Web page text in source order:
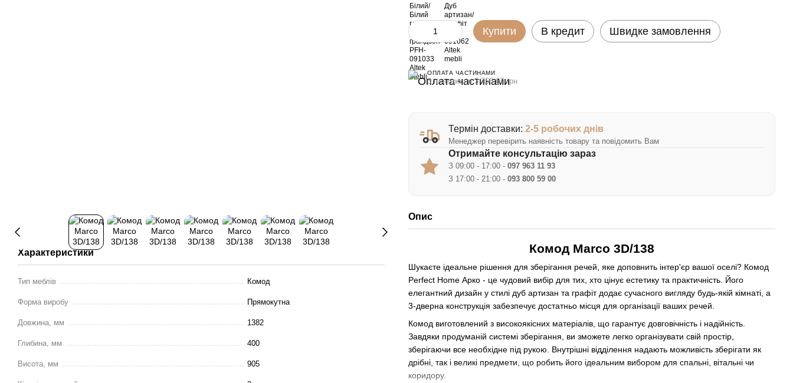
Характеристики
Тип меблів Комод
Форма виробу Прямокутна
Довжина, мм 1382
Глибина, мм 400
Висота, мм 905
Купити В кредит Швидке замовлення
ОПЛАТА ЧАСТИНАМИ
3 платежі по 3 766.67 грн
Термін доставки: 2-5 робочих днів
Менеджер перевірить наявність товару та повідомить Вам
Отримайте консультацію зараз
З 09:00 - 17:00 - 097 963 11 93
З 17:00 - 21:00 - 093 800 59 00
Опис
Комод Marco 3D/138
Шукаєте ідеальне рішення для зберігання речей, яке доповнить інтер'єр вашої оселі? Комод
Perfect Home Арко - це чудовий вибір для тих, хто цінує естетику та практичність. Його
елегантний дизайн у стилі дуб артизан та графіт додає сучасного вигляду будь-якій кімнаті, а
3-дверна конструкція забезпечує достатньо місця для організації ваших речей.
Комод виготовлений з високоякісних матеріалів, що гарантує довговічність і надійність.
Завдяки продуманій системі зберігання, ви зможете легко організувати свій простір,
зберігаючи все необхідне під рукою. Внутрішні відділення надають можливість зберігати як
дрібні, так і великі предмети, що робить його ідеальним вибором для спальні, вітальні чи
коридору.